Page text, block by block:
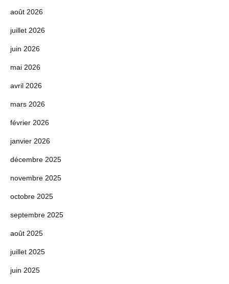
août 2026
juillet 2026
juin 2026
mai 2026
avril 2026
mars 2026
février 2026
janvier 2026
décembre 2025
novembre 2025
octobre 2025
septembre 2025
août 2025
juillet 2025
juin 2025